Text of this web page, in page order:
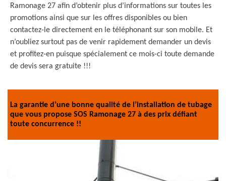
Ramonage 27 afin d’obtenir plus d’informations sur toutes les
promotions ainsi que sur les offres disponibles ou bien
contactez-le directement en le téléphonant sur son mobile. Et
n’oubliez surtout pas de venir rapidement demander un devis
et profitez-en puisque spécialement ce mois-ci toute demande
de devis sera gratuite !!!
La garantie d’une bonne qualité de l’installation de tubage
que vous propose SOS Ramonage 27 à des prix défiant
toute concurrence !!